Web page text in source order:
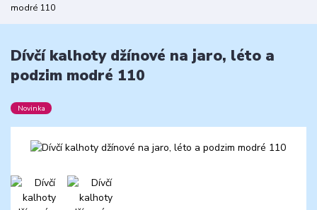
modré 110
Dívčí kalhoty džínové na jaro, léto a
podzim modré 110
Novinka